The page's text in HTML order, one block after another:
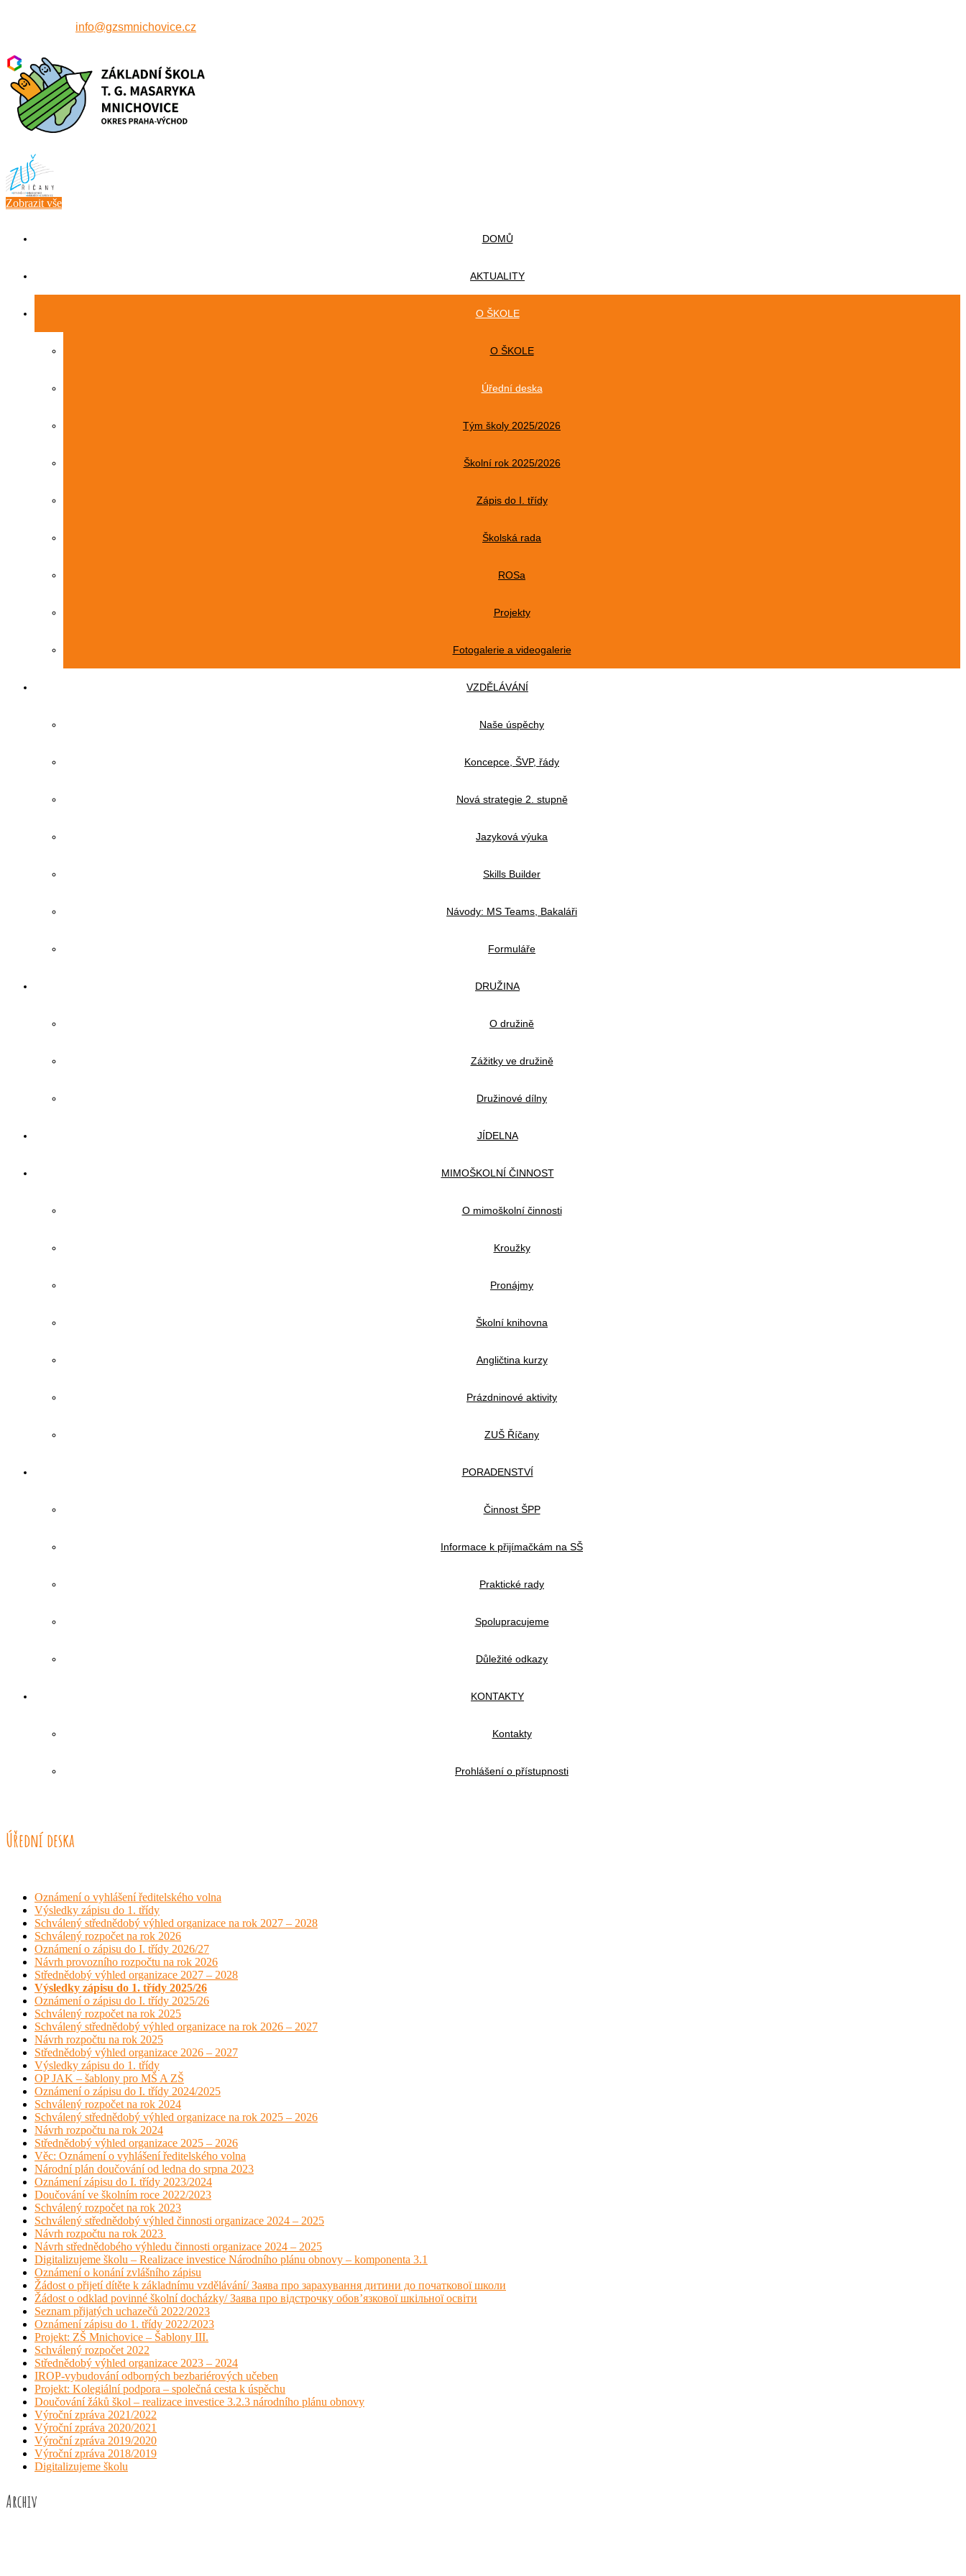
info@gzsmnichovice.cz
Zobrazit vše
DOMŮ
AKTUALITY
O ŠKOLE
O ŠKOLE
Úřední deska
Tým školy 2025/2026
Školní rok 2025/2026
Zápis do I. třídy
Školská rada
ROSa
Projekty
Fotogalerie a videogalerie
VZDĚLÁVÁNÍ
Naše úspěchy
Koncepce, ŠVP, řády
Nová strategie 2. stupně
Jazyková výuka
Skills Builder
Návody: MS Teams, Bakaláři
Formuláře
DRUŽINA
O družině
Zážitky ve družině
Družinové dílny
JÍDELNA
MIMOŠKOLNÍ ČINNOST
O mimoškolní činnosti
Kroužky
Pronájmy
Školní knihovna
Angličtina kurzy
Prázdninové aktivity
ZUŠ Říčany
PORADENSTVÍ
Činnost ŠPP
Informace k přijímačkám na SŠ
Praktické rady
Spolupracujeme
Důležité odkazy
KONTAKTY
Kontakty
Prohlášení o přístupnosti
Úřední deska
Oznámení o vyhlášení ředitelského volna
Výsledky zápisu do 1. třídy
Schválený střednědobý výhled organizace na rok 2027 – 2028
Schválený rozpočet na rok 2026
Oznámení o zápisu do I. třídy 2026/27
Návrh provozního rozpočtu na rok 2026
Střednědobý výhled organizace 2027 – 2028
Výsledky zápisu do 1. třídy 2025/26
Oznámení o zápisu do I. třídy 2025/26
Schválený rozpočet na rok 2025
Schválený střednědobý výhled organizace na rok 2026 – 2027
Návrh rozpočtu na rok 2025
Střednědobý výhled organizace 2026 – 2027
Výsledky zápisu do 1. třídy
OP JAK – šablony pro MŠ A ZŠ
Oznámení o zápisu do I. třídy 2024/2025
Schválený rozpočet na rok 2024
Schválený střednědobý výhled organizace na rok 2025 – 2026
Návrh rozpočtu na rok 2024
Střednědobý výhled organizace 2025 – 2026
Věc: Oznámení o vyhlášení ředitelského volna
Národní plán doučování od ledna do srpna 2023
Oznámení zápisu do I. třídy 2023/2024
Doučování ve školním roce 2022/2023
Schválený rozpočet na rok 2023
Schválený střednědobý výhled činnosti organizace 2024 – 2025
Návrh rozpočtu na rok 2023
Návrh střednědobého výhledu činnosti organizace 2024 – 2025
Digitalizujeme školu – Realizace investice Národního plánu obnovy – komponenta 3.1
Oznámení o konání zvlášního zápisu
Žádost o přijetí dítěte k základnímu vzdělávání/ Заява про зарахування дитини до початкової школи
Žádost o odklad povinné školní docházky/ Заява про відстрочку обов’язкової шкільної освіти
Seznam přijatých uchazečů 2022/2023
Oznámení zápisu do 1. třídy 2022/2023
Projekt: ZŠ Mnichovice – Šablony III.
Schválený rozpočet 2022
Střednědobý výhled organizace 2023 – 2024
IROP-vybudování odborných bezbariérových učeben
Projekt: Kolegiální podpora – společná cesta k úspěchu
Doučování žáků škol – realizace investice 3.2.3 národního plánu obnovy
Výroční zpráva 2021/2022
Výroční zpráva 2020/2021
Výroční zpráva 2019/2020
Výroční zpráva 2018/2019
Digitalizujeme školu
Archiv